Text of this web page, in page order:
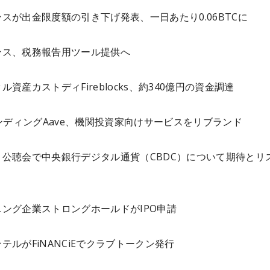
が出金限度額の引き下げ発表、一日あたり0.06BTCに
、税務報告用ツール提供へ
資産カストディFireblocks、約340億円の資金調達
ィングAave、機関投資家向けサービスをリブランド
聴会で中央銀行デジタル通貨（CBDC）について期待とリ
グ企業ストロングホールドがIPO申請
ルがFiNANCiEでクラブトークン発行